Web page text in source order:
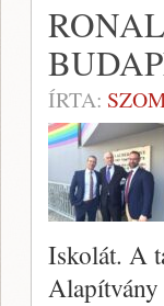
ÍRTA:
Iskolát. A
Alapítvány